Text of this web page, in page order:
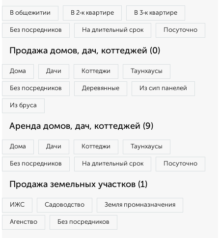
В общежитии В 2‑к квартире В 3‑к квартире
Без посредников На длительный срок Посуточно
Продажа домов, дач, коттеджей (0)
Дома Дачи Коттеджи Таунхаусы
Без посредников Деревянные Из сип панелей
Из бруса
Аренда домов, дач, коттеджей (9)
Дома Дачи Коттеджи Таунхаусы
Без посредников На длительный срок Посуточно
Продажа земельных участков (1)
ИЖС Садоводство Земля промназначения
Агенство Без посредников